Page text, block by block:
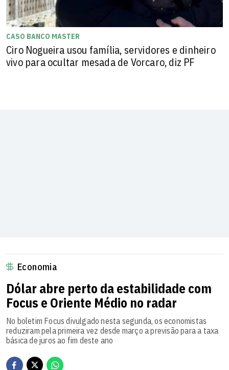
CASO BANCO MASTER
Ciro Nogueira usou família, servidores e dinheiro
vivo para ocultar mesada de Vorcaro, diz PF
Economia
Dólar abre perto da estabilidade com
Focus e Oriente Médio no radar
No boletim Focus divulgado nesta segunda, os economistas
reduziram pela primeira vez desde março a previsão para a taxa
básica de juros ao fim deste ano